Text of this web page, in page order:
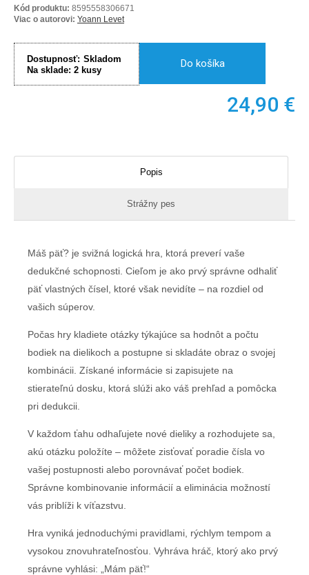
Kód produktu: 8595558306671
Viac o autorovi: Yoann Levet
Dostupnosť: Skladom
Na sklade: 2 kusy
Do košíka
24,90 €
Popis
Strážny pes
Máš päť? je svižná logická hra, ktorá preverí vaše
dedukčné schopnosti. Cieľom je ako prvý správne odhaliť
päť vlastných čísel, ktoré však nevidíte – na rozdiel od
vašich súperov.
Počas hry kladiete otázky týkajúce sa hodnôt a počtu
bodiek na dielikoch a postupne si skladáte obraz o svojej
kombinácii. Získané informácie si zapisujete na
stierateľnú dosku, ktorá slúži ako váš prehľad a pomôcka
pri dedukcii.
V každom ťahu odhaľujete nové dieliky a rozhodujete sa,
akú otázku položíte – môžete zisťovať poradie čísla vo
vašej postupnosti alebo porovnávať počet bodiek.
Správne kombinovanie informácií a eliminácia možností
vás priblíži k víťazstvu.
Hra vyniká jednoduchými pravidlami, rýchlym tempom a
vysokou znovuhrateľnosťou. Vyhráva hráč, ktorý ako prvý
správne vyhlási: „Mám päť!“